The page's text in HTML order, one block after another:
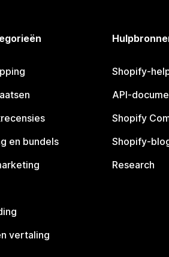
en bundels
vertaling
Shopify-
API-
Shopify
Shopify-
Research